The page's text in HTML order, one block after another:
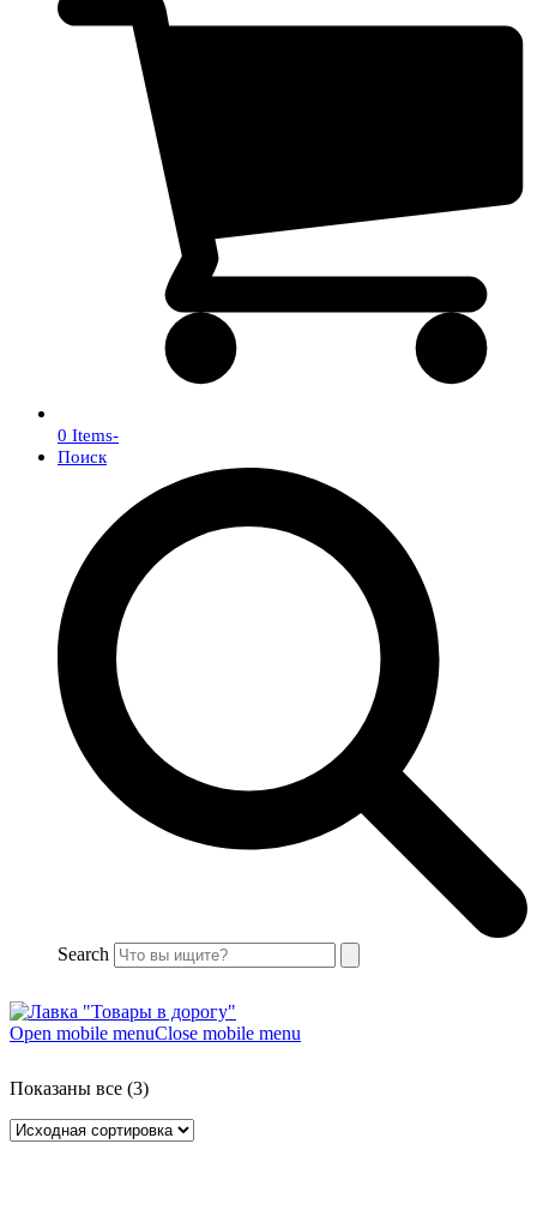
0 Items-
Поиск
Search
Open mobile menuClose mobile menu
Показаны все (3)